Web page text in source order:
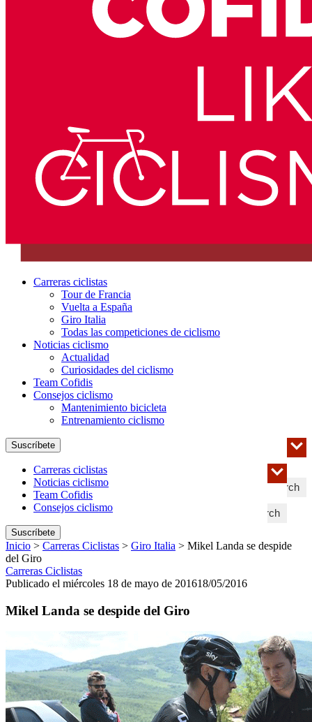
Carreras ciclistas
Tour de Francia
Vuelta a España
Giro Italia
Todas las competiciones de ciclismo
Noticias ciclismo
Actualidad
Curiosidades del ciclismo
Team Cofidis
Consejos ciclismo
Mantenimiento bicicleta
Entrenamiento ciclismo
Search
Suscríbete
Search
Carreras ciclistas
Noticias ciclismo
Team Cofidis
Consejos ciclismo
Suscríbete
Inicio > Carreras Ciclistas > Giro Italia > Mikel Landa se despide
del Giro
Carreras Ciclistas
Publicado el miércoles 18 de mayo de 201618/05/2016
Mikel Landa se despide del Giro